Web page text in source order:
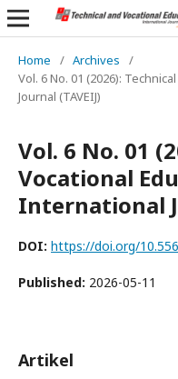
Home / Archives
/
Vol. 6 No. 01 (2026):
Journal (TAVEIJ)
Vol. 6 No. 01
Vocational
International
DOI: https://doi.org/
Published: 2026-05-11
Artikel